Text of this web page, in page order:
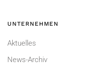
UNTERNEHMEN
Aktuelles
News-Archiv